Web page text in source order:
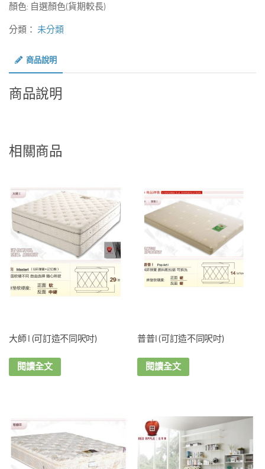
顏色: 自選顏色(貨期較長)
分類： 未分類
商品說明
商品說明
相關商品
大師 I (可訂造不同呎吋)
閱讀全文
普普I (可訂造不同呎吋)
閱讀全文